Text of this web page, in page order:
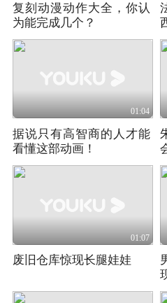
复刻动漫动作大全，你认
为能完成几个？
01:04
据说只有高智商的人才能
看懂这部动画！
01:07
废旧仓库惊现长腿娃娃